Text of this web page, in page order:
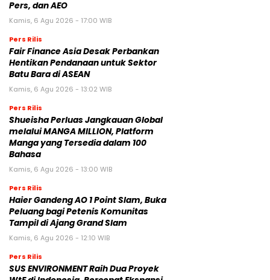
Pers, dan AEO
Kamis, 6 Agu 2026 - 17:00 WIB
Pers Rilis
Fair Finance Asia Desak Perbankan
Hentikan Pendanaan untuk Sektor
Batu Bara di ASEAN
Kamis, 6 Agu 2026 - 13:02 WIB
Pers Rilis
Shueisha Perluas Jangkauan Global
melalui MANGA MILLION, Platform
Manga yang Tersedia dalam 100
Bahasa
Kamis, 6 Agu 2026 - 13:00 WIB
Pers Rilis
Haier Gandeng AO 1 Point Slam, Buka
Peluang bagi Petenis Komunitas
Tampil di Ajang Grand Slam
Kamis, 6 Agu 2026 - 12:10 WIB
Pers Rilis
SUS ENVIRONMENT Raih Dua Proyek